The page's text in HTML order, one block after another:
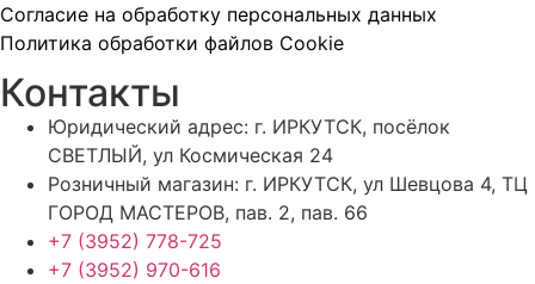
Согласие на обработку персональных данных
Политика обработки файлов Cookie
Контакты
Юридический адрес: г. ИРКУТСК, посёлок
СВЕТЛЫЙ, ул Космическая 24
Розничный магазин: г. ИРКУТСК, ул Шевцова 4, ТЦ
ГОРОД МАСТЕРОВ, пав. 2, пав. 66
+7 (3952) 778-725
+7 (3952) 970-616